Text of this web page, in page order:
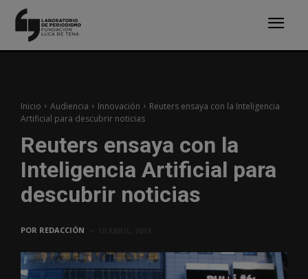
Inicio Audiencia Innovación
Reuters ensaya con la Inteligencia
Artificial para descubrir noticias
Reuters ensaya con la
Inteligencia Artificial para
descubrir noticias
POR REDACCIÓN